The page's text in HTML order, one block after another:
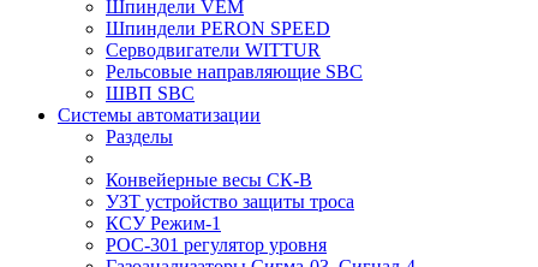
Шпиндели VEM
Шпиндели PERON SPEED
Серводвигатели WITTUR
Рельсовые направляющие SBC
ШВП SBC
Системы автоматизации
Разделы
Конвейерные весы СК-В
УЗТ устройство защиты троса
КСУ Режим-1
РОС-301 регулятор уровня